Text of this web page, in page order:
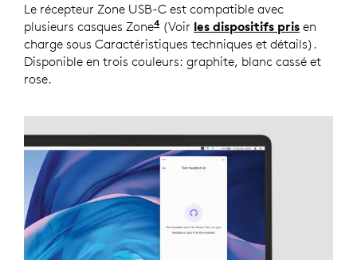
Le récepteur Zone USB-C est compatible avec
plusieurs casques Zone4Connectez un casque à la fois
(Voir les dispositifs pris en
charge sous Caractéristiques techniques et détails).
Disponible en trois couleurs: graphite, blanc cassé et
rose.